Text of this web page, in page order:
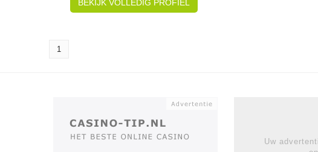
BEKIJK VOLLEDIG PROFIEL
1
Uw